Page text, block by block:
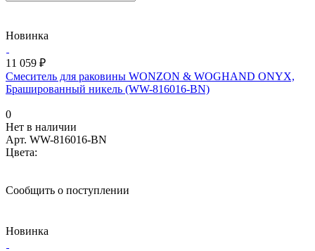
Новинка
11 059 ₽
Смеситель для раковины WONZON & WOGHAND ONYX,
Брашированный никель (WW-816016-BN)
0
Нет в наличии
Арт. WW-816016-BN
Цвета:
Сообщить о поступлении
Новинка